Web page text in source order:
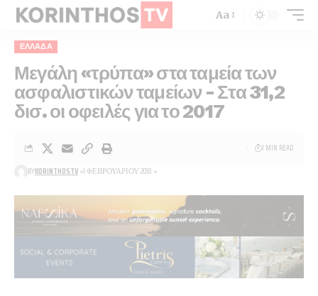
Aa
ΕΛΛΆΔΑ
Μεγάλη «τρύπα» στα ταμεία των
ασφαλιστικών ταμείων – Στα 31,2
δισ. οι οφειλές για το 2017
BYKORINTHOSTV 1 ΦΕΒΡΟΥΑΡΊΟΥ 2018
1 MIN READ